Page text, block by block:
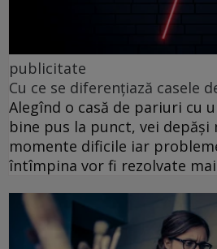
publicitate
Cu ce se diferențiază casele
Alegînd o casă de pariuri cu
bine pus la punct, vei
momente dificile iar
întîmpina vor fi rezolvate